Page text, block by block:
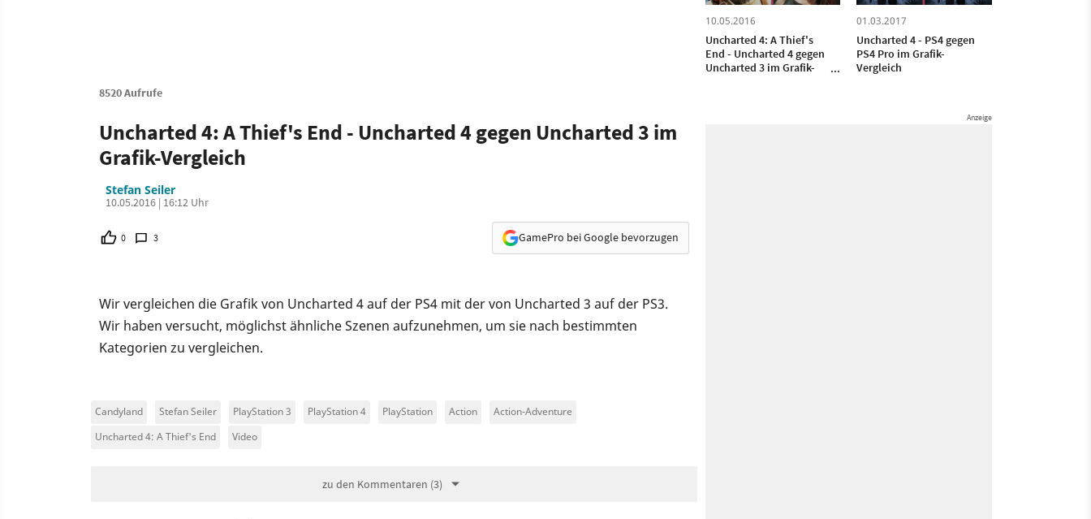
8520 Aufrufe
Uncharted 4: A Thief's End - Uncharted 4 gegen Uncharted 3 im
Grafik-Vergleich
Stefan Seiler
10.05.2016 | 16:12 Uhr
0 3 GamePro bei Google bevorzugen
Wir vergleichen die Grafik von Uncharted 4 auf der PS4 mit der von Uncharted 3 auf der PS3.
Wir haben versucht, möglichst ähnliche Szenen aufzunehmen, um sie nach bestimmten
Kategorien zu vergleichen.
Candyland Stefan Seiler PlayStation 3 PlayStation 4 PlayStation Action
Action-Adventure
Uncharted 4: A Thief's End
Video
zu den Kommentaren (3)
10.05.2016
Uncharted 4: A Thief's
End - Uncharted 4 gegen
Uncharted 3 im Grafik-
01.03.2017
Uncharted 4 - PS4 gegen
PS4 Pro im Grafik-
Vergleich